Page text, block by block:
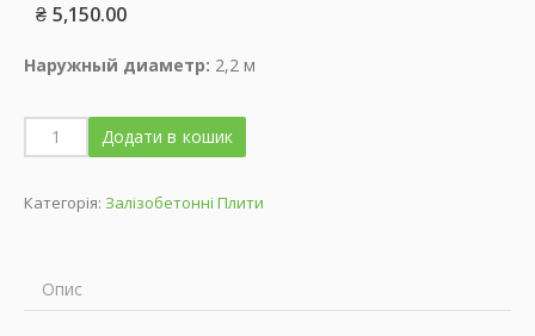
₴ 5,150.00
Наружный диаметр: 2,2 м
Додати в кошик
Категорія: Залізобетонні Плити
Опис